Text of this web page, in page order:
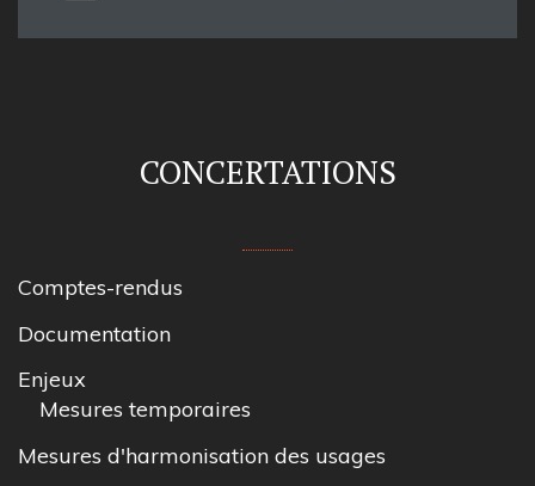
CONCERTATIONS
Comptes-rendus
Documentation
Enjeux
Mesures temporaires
Mesures d'harmonisation des usages